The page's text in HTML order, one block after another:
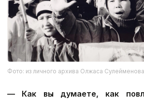
Фото: из личного архива Олжаса Сулейменова
— Как вы думаете, как